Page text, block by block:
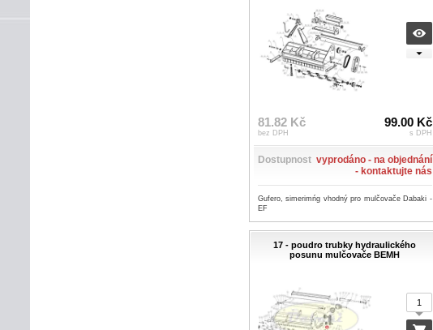
81.82 Kč
bez DPH
99.00 Kč
s DPH
Dostupnost vyprodáno - na objednání
- kontaktujte nás
Gufero, simerimńg vhodný pro mulčovače Dabaki -
EF
17 - poudro trubky hydraulického
posunu mulčovače BEMH